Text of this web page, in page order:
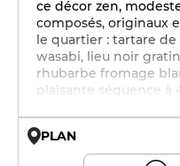
ce décor zen,
composés, originaux
le quartier : tartare
wasabi, lieu noir
rhubarbe fromage
plaisante séquence à
PLAN